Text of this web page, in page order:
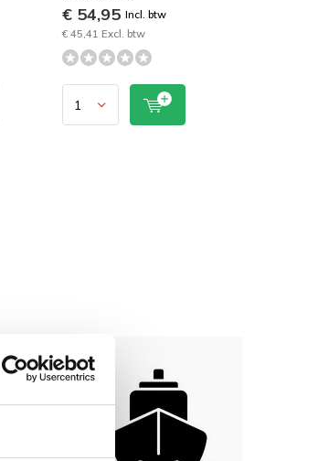
€ 54,95Incl. btw
€ 45,41 Excl. btw